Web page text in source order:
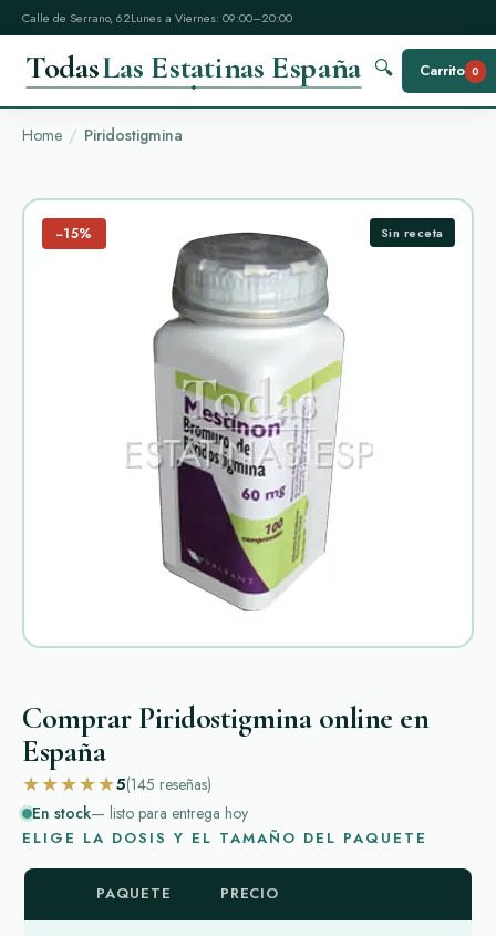
Calle de Serrano, 62Lunes a Viernes: 09:00–20:00
TodasLas Estatinas España 🔍 Carrito 0
Home Piridostigmina
−15% Sin receta
Comprar Piridostigmina online en
España
★★★★★5(145 reseñas)
En stock— listo para entrega hoy
ELIGE LA DOSIS Y EL TAMAÑO DEL PAQUETE
PAQUETE PRECIO